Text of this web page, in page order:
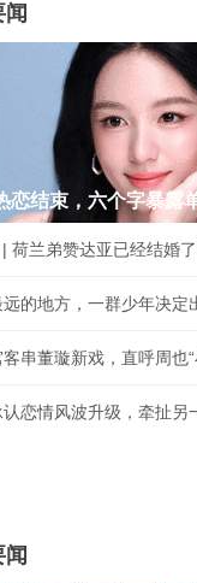
恋结束，六个字暴露
荷兰弟赞达亚已经结婚
的地方，一群少年决定
串董璇新戏，直呼周也“
认恋情风波升级，牵扯另